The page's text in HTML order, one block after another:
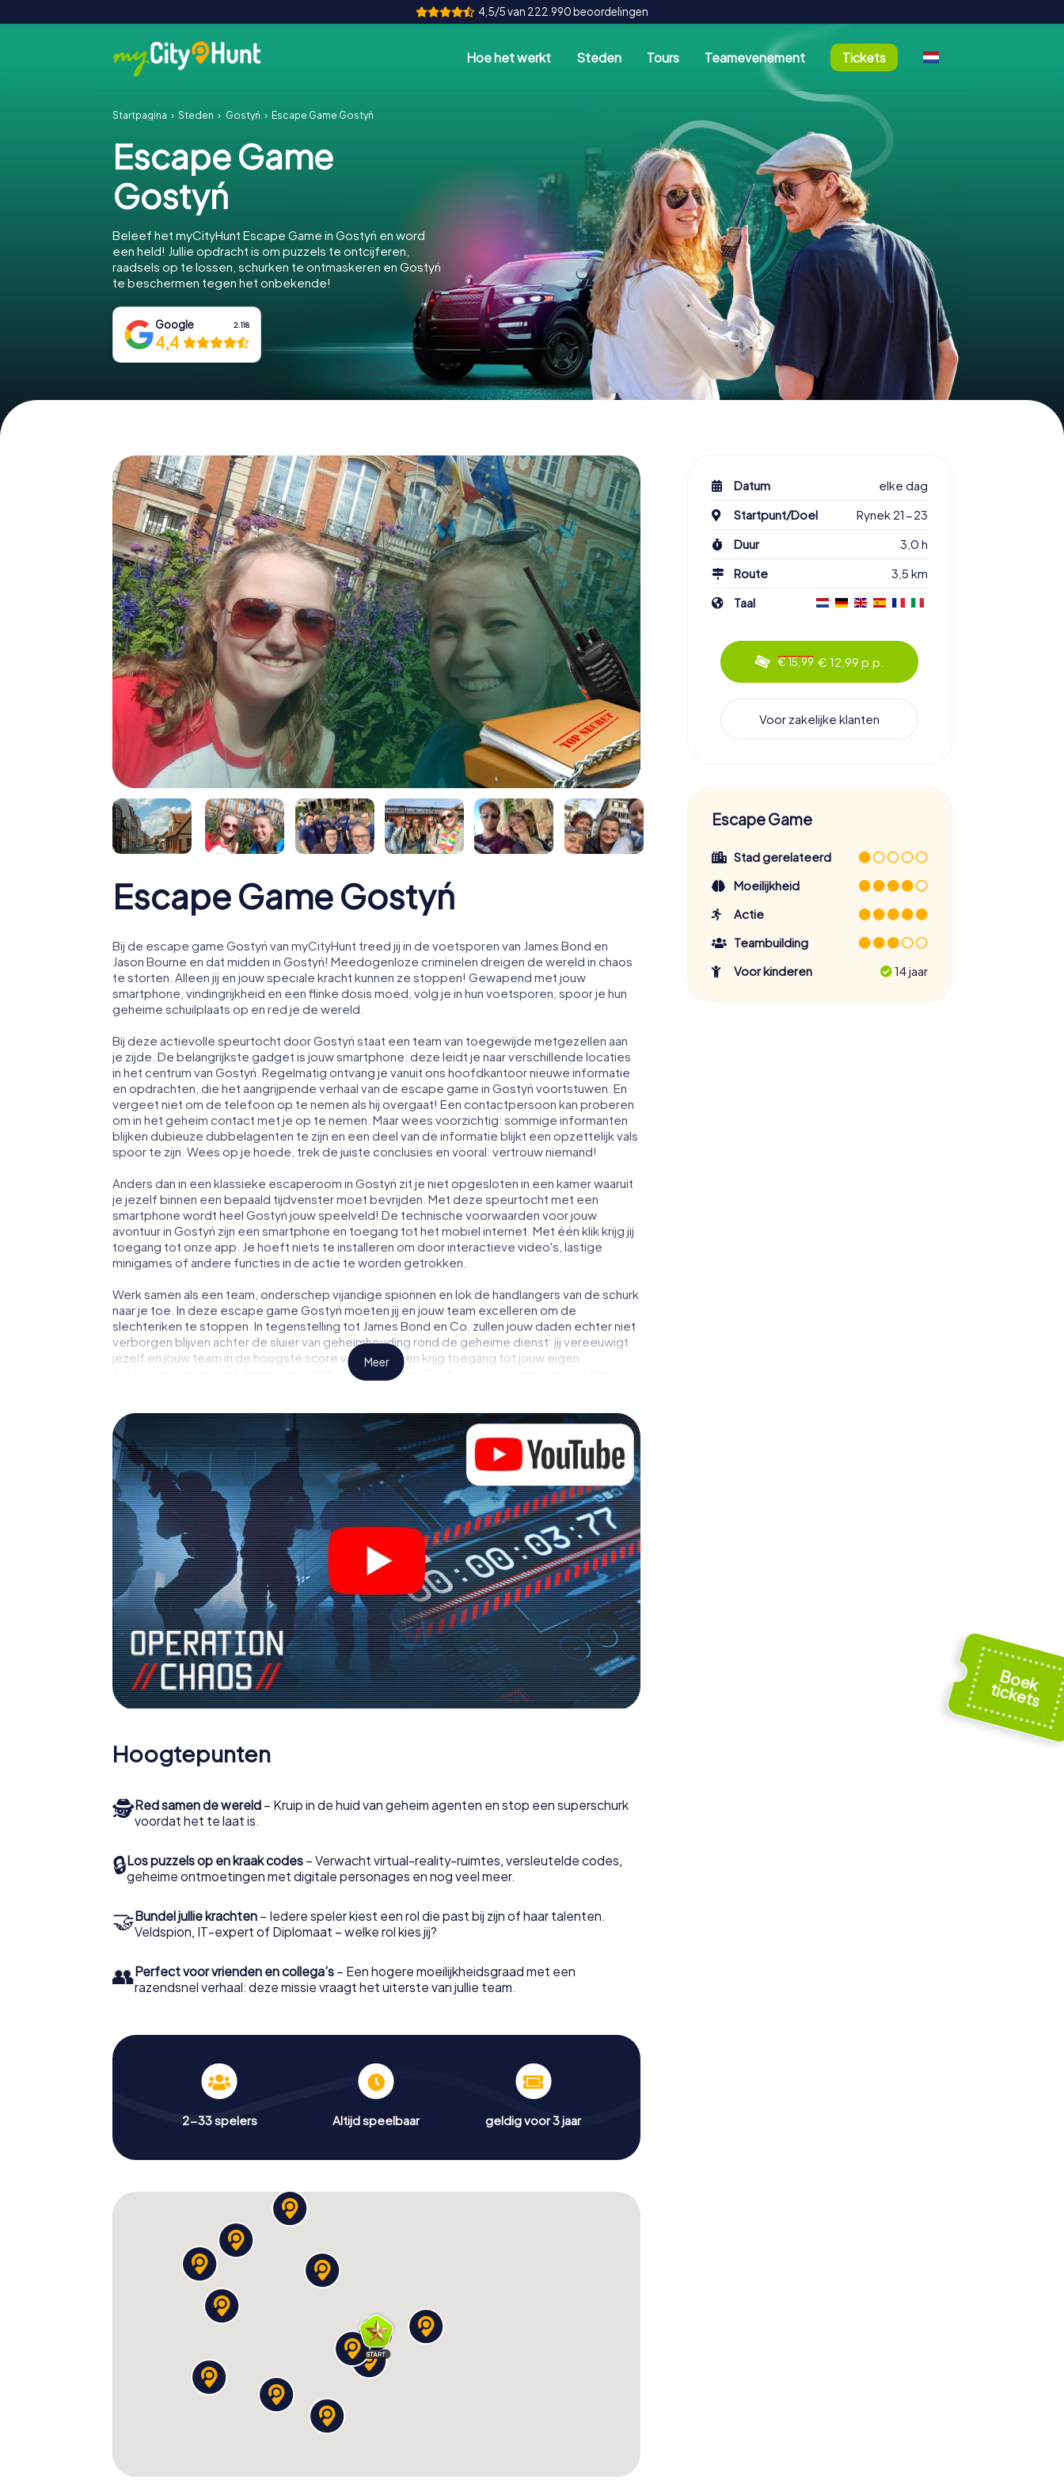
4,5/5 van 222.990 beoordelingen
Hoe het werkt Steden Tours Teamevenement Tickets
Startpagina Steden Gostyń Escape Game Gostyń
Escape Game
Gostyń
Beleef het myCityHunt Escape Game in Gostyń en word
een held! Jullie opdracht is om puzzels te ontcijferen,
raadsels op te lossen, schurken te ontmaskeren en Gostyń
te beschermen tegen het onbekende!
Google 2.118
4,4
Escape Game Gostyń
Bij de escape game Gostyń van myCityHunt treed jij in de voetsporen van James Bond en
Jason Bourne en dat midden in Gostyń! Meedogenloze criminelen dreigen de wereld in chaos
te storten. Alleen jij en jouw speciale kracht kunnen ze stoppen! Gewapend met jouw
smartphone, vindingrijkheid en een flinke dosis moed, volg je in hun voetsporen, spoor je hun
geheime schuilplaats op en red je de wereld.
Bij deze actievolle speurtocht door Gostyń staat een team van toegewijde metgezellen aan
je zijde. De belangrijkste gadget is jouw smartphone: deze leidt je naar verschillende locaties
in het centrum van Gostyń. Regelmatig ontvang je vanuit ons hoofdkantoor nieuwe informatie
en opdrachten, die het aangrijpende verhaal van de escape game in Gostyń voortstuwen. En
vergeet niet om de telefoon op te nemen als hij overgaat! Een contactpersoon kan proberen
om in het geheim contact met je op te nemen. Maar wees voorzichtig: sommige informanten
blijken dubieuze dubbelagenten te zijn en een deel van de informatie blijkt een opzettelijk vals
spoor te zijn. Wees op je hoede, trek de juiste conclusies en vooral: vertrouw niemand!
Anders dan in een klassieke escaperoom in Gostyń zit je niet opgesloten in een kamer waaruit
je jezelf binnen een bepaald tijdvenster moet bevrijden. Met deze speurtocht met een
smartphone wordt heel Gostyń jouw speelveld! De technische voorwaarden voor jouw
avontuur in Gostyń zijn een smartphone en toegang tot het mobiel internet. Met één klik krijg jij
toegang tot onze app. Je hoeft niets te installeren om door interactieve video's, lastige
minigames of andere functies in de actie te worden getrokken.
Werk samen als een team, onderschep vijandige spionnen en lok de handlangers van de schurk
naar je toe. In deze escape game Gostyń moeten jij en jouw team excelleren om de
slechteriken te stoppen. In tegenstelling tot James Bond en Co. zullen jouw daden echter niet
verborgen blijven achter de sluier van geheimhouding rond de geheime dienst: jij vereeuwigt
jezelf en jouw team in de hoogste score van Gostyń en krijg toegang tot jouw eigen
fotogalerij. De escape game van myCityHunt verandert Gostyń in jouw eigen persoonlijke
Meer
Hoogtepunten
🕵Red samen de wereld – Kruip in de huid van geheim agenten en stop een superschurk
voordat het te laat is.
🔒Los puzzels op en kraak codes – Verwacht virtual-reality-ruimtes, versleutelde codes,
geheime ontmoetingen met digitale personages en nog veel meer.
🤝Bundel jullie krachten – Iedere speler kiest een rol die past bij zijn of haar talenten.
Veldspion, IT-expert of Diplomaat – welke rol kies jij?
👥Perfect voor vrienden en collega’s – Een hogere moeilijkheidsgraad met een
razendsnel verhaal: deze missie vraagt het uiterste van jullie team.
2-33 spelers Altijd speelbaar geldig voor 3 jaar
Datum
elke dag
Startpunt/Doel
Rynek 21-23
Duur
3,0 h
Route
3,5 km
Taal
€ 15,99 € 12,99 p.p.
Voor zakelijke klanten
Escape Game
Stad gerelateerd
Moeilijkheid
Actie
Teambuilding
Voor kinderen
14 jaar